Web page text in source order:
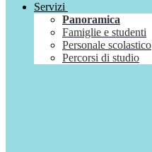
Servizi
Panoramica
Famiglie e studenti
Personale scolastico
Percorsi di studio